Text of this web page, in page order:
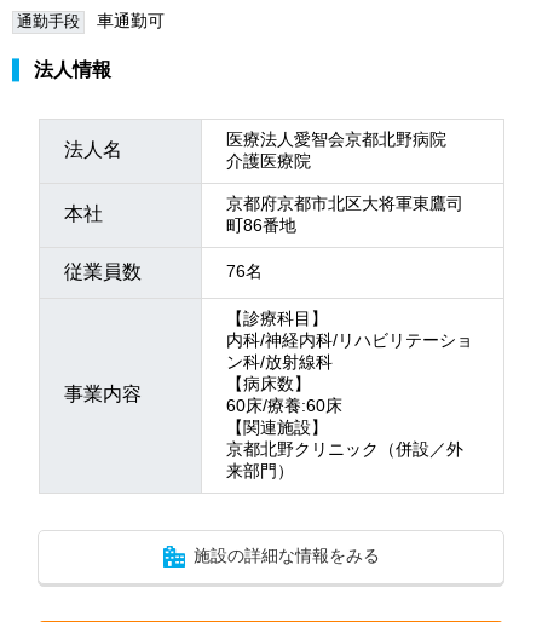
通勤手段 車通勤可
法人情報
法人名
医療法人愛智会京都北野病院
介護医療院
本社
京都府京都市北区大将軍東鷹司
町86番地
従業員数 76名
事業内容
【診療科目】
内科/神経内科/リハビリテーショ
ン科/放射線科
【病床数】
60床/療養:60床
【関連施設】
京都北野クリニック（併設／外
来部門）
施設の詳細な情報をみる